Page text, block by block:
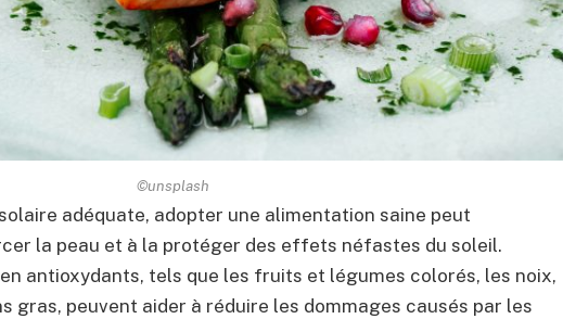
©unsplash
adéquate, adopter une alimentation saine peut
la peau et à la protéger des effets néfastes du soleil.
antioxydants, tels que les fruits et légumes colorés, les noix,
gras, peuvent aider à réduire les dommages causés par les